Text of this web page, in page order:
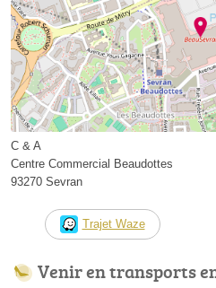
C & A
Centre Commercial Beaudottes
93270 Sevran
Trajet Waze
Venir en transports